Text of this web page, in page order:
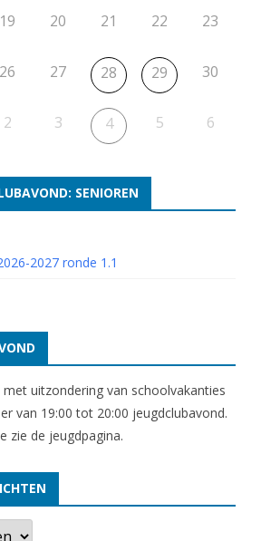
19 20 21 22 23
26 27 28 29 30
2 3 4 5 6
SENIOREN
2027 ronde 1.1
uitzondering van schoolvakanties
van 19:00 tot 20:00 jeugdclubavond.
zie de jeugdpagina.